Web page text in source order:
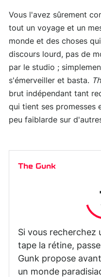
Vous l'avez sûrement
tout un voyage et un
monde et des choses
discours lourd, pas de
par le studio ;
s'émerveiller et basta.
brut indépendant tant
qui tient ses promesses
peu faiblarde sur
The Gunk
Si vous recherchez
tape la rétine,
Gunk propose
un monde